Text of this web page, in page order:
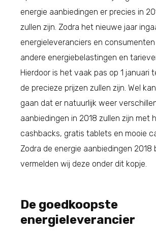
energie aanbiedingen er precies in
zullen zijn. Zodra het nieuwe jaar
energieleveranciers en
andere energiebelastingen en
Hierdoor is het vaak pas op 1 januari
de precieze prijzen zullen zijn. Wel
gaan dat er natuurlijk weer
aanbiedingen in 2018 zullen zijn met
cashbacks, gratis tablets en mooie
Zodra de energie aanbiedingen 2018
vermelden wij deze onder dit kopje.
De goedkoopste
energieleverancier